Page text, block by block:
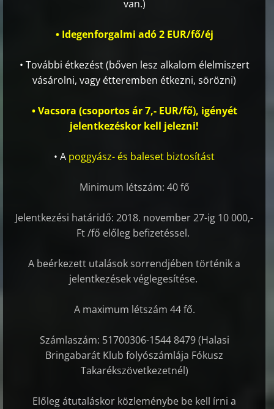
van.)
• Idegenforgalmi adó 2 EUR/fő/éj
• További étkezést (bőven lesz alkalom élelmiszert
vásárolni, vagy étteremben étkezni, sörözni)
• Vacsora (csoportos ár 7,- EUR/fő), igényét
jelentkezéskor kell jelezni!
• A poggyász- és baleset biztosítást
Minimum létszám: 40 fő
Jelentkezési határidő: 2018. november 27-ig 10 000,-
Ft /fő előleg befizetéssel.
A beérkezett utalások sorrendjében történik a
jelentkezések véglegesítése.
A maximum létszám 44 fő.
Számlaszám: 51700306-1544 8479 (Halasi
Bringabarát Klub folyószámlája Fókusz
Takarékszövetkezetnél)
Előleg átutaláskor közleménybe be kell írni a